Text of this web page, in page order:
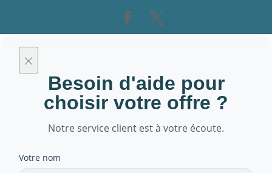
×
Besoin d'aide pour
choisir votre offre ?
Notre service client est à votre écoute.
Votre nom